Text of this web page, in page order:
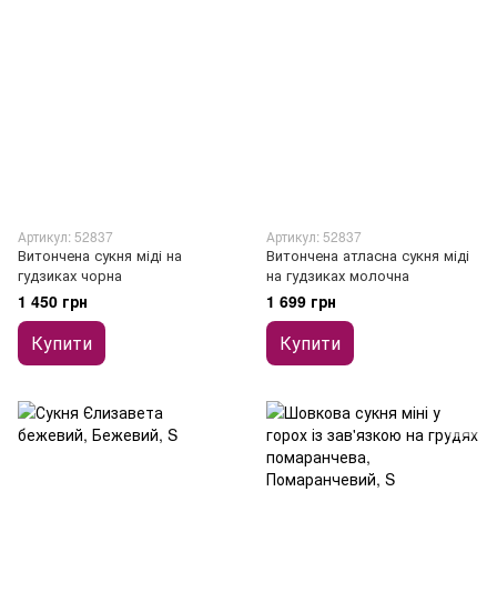
Артикул: 52837
Витончена сукня міді на
гудзиках чорна
1 450 грн
Купити
Артикул: 52837
Витончена атласна сукня міді
на гудзиках молочна
1 699 грн
Купити